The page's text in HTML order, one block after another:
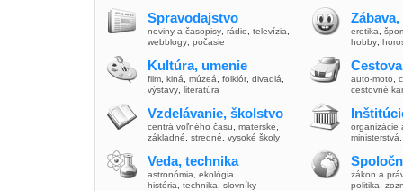
Spravodajstvo
noviny a časopisy rádio televízia
webblogy počasie
Kultúra, umenie
film kiná múzeá folklór, divadlá
výstavy literatúra
Vzdelávanie, školstvo
centrá voľného času materské
základné
stredné vysoké školy
Veda, technika
astronómia
ekológia
história
technika slovníky
erotika
hobby
auto-moto
cestovné
organizácie
ministerstvá
zákon a
politika